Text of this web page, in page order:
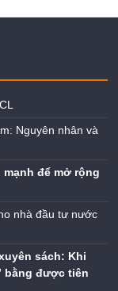
Nguyên nhân và
để mở rộng
nhà đầu tư nước
sách: Khi
bằng được tiên